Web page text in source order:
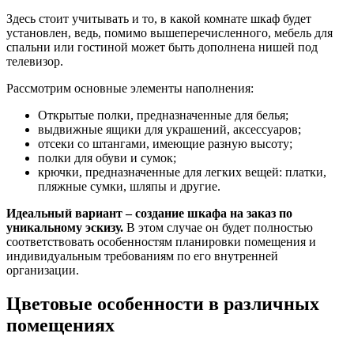
Здесь стоит учитывать и то, в какой комнате шкаф будет
установлен, ведь, помимо вышеперечисленного, мебель для
спальни или гостиной может быть дополнена нишей под
телевизор.
Рассмотрим основные элементы наполнения:
Открытые полки, предназначенные для белья;
выдвижные ящики для украшений, аксессуаров;
отсеки со штангами, имеющие разную высоту;
полки для обуви и сумок;
крючки, предназначенные для легких вещей: платки,
пляжные сумки, шляпы и другие.
Идеальный вариант – создание шкафа на заказ по
уникальному эскизу. В этом случае он будет полностью
соответствовать особенностям планировки помещения и
индивидуальным требованиям по его внутренней
организации.
Цветовые особенности в различных
помещениях